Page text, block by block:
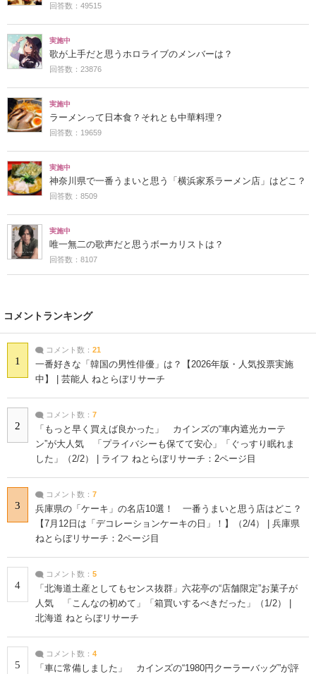
回答数：49515
実施中
歌が上手だと思うホロライブのメンバーは？
回答数：23876
実施中
ラーメンって日本食？それとも中華料理？
回答数：19659
実施中
神奈川県で一番うまいと思う「横浜家系ラーメン店」はどこ？
回答数：8509
実施中
唯一無二の歌声だと思うボーカリストは？
回答数：8107
コメントランキング
1
コメント数： 21
一番好きな「韓国の男性俳優」は？【2026年版・人気投票実施
中】 | 芸能人 ねとらぼリサーチ
2
コメント数： 7
「もっと早く買えば良かった」 カインズの“車内遮光カーテ
ン”が大人気 「プライバシーも保てて安心」「ぐっすり眠れま
した」（2/2） | ライフ ねとらぼリサーチ：2ページ目
3
コメント数： 7
兵庫県の「ケーキ」の名店10選！ 一番うまいと思う店はどこ？
【7月12日は「デコレーションケーキの日」！】（2/4） | 兵庫県
ねとらぼリサーチ：2ページ目
4
コメント数： 5
「北海道土産としてもセンス抜群」六花亭の“店舗限定”お菓子が
人気 「こんなの初めて」「箱買いするべきだった」（1/2） |
北海道 ねとらぼリサーチ
5
コメント数： 4
「車に常備しました」 カインズの“1980円クーラーバッグ”が評